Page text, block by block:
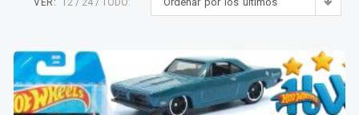
VER: 12 24 TODO: